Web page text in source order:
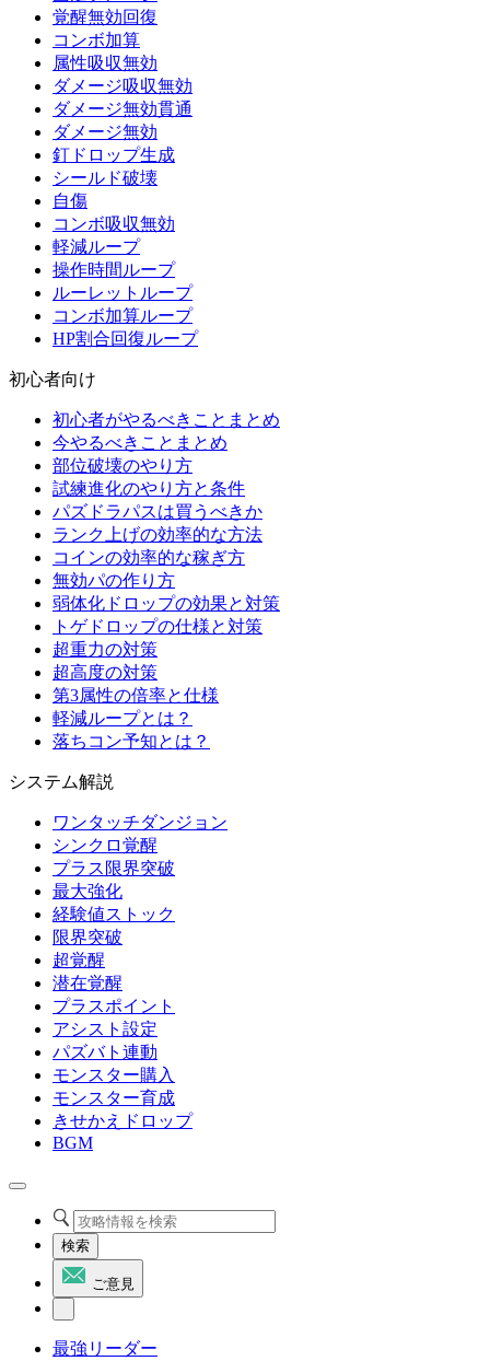
覚醒無効回復
コンボ加算
属性吸収無効
ダメージ吸収無効
ダメージ無効貫通
ダメージ無効
釘ドロップ生成
シールド破壊
自傷
コンボ吸収無効
軽減ループ
操作時間ループ
ルーレットループ
コンボ加算ループ
HP割合回復ループ
初心者向け
初心者がやるべきことまとめ
今やるべきことまとめ
部位破壊のやり方
試練進化のやり方と条件
パズドラパスは買うべきか
ランク上げの効率的な方法
コインの効率的な稼ぎ方
無効パの作り方
弱体化ドロップの効果と対策
トゲドロップの仕様と対策
超重力の対策
超高度の対策
第3属性の倍率と仕様
軽減ループとは？
落ちコン予知とは？
システム解説
ワンタッチダンジョン
シンクロ覚醒
プラス限界突破
最大強化
経験値ストック
限界突破
超覚醒
潜在覚醒
プラスポイント
アシスト設定
パズバト連動
モンスター購入
モンスター育成
きせかえドロップ
BGM
検索
ご意見
最強リーダー